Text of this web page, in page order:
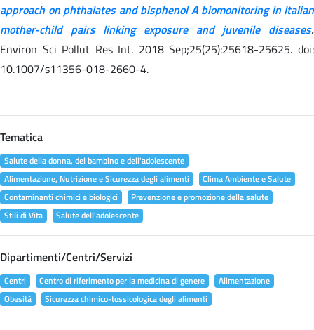
approach on phthalates and bisphenol A biomonitoring in Italian
mother-child pairs linking exposure and juvenile diseases.
Environ Sci Pollut Res Int. 2018 Sep;25(25):25618-25625. doi:
10.1007/s11356-018-2660-4.
Tematica
Salute della donna, del bambino e dell'adolescente
Alimentazione, Nutrizione e Sicurezza degli alimenti
Clima Ambiente e Salute
Contaminanti chimici e biologici
Prevenzione e promozione della salute
Stili di Vita
Salute dell'adolescente
Dipartimenti/Centri/Servizi
Centri Centro di riferimento per la medicina di genere
Alimentazione
Obesità
Sicurezza chimico-tossicologica degli alimenti